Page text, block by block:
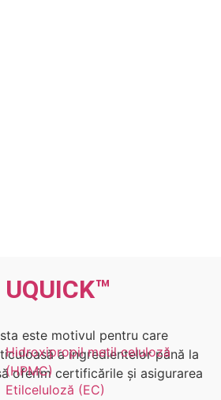
UQUICK™
Hidroxipropil metil celuloză
(HPMC)
Etilceluloză (EC)
este motivul pentru care
a ingredientelor până la
oferim certificările și asigurarea